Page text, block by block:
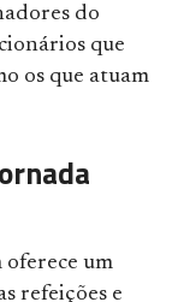
do
que
os que atuam
um
refeições e